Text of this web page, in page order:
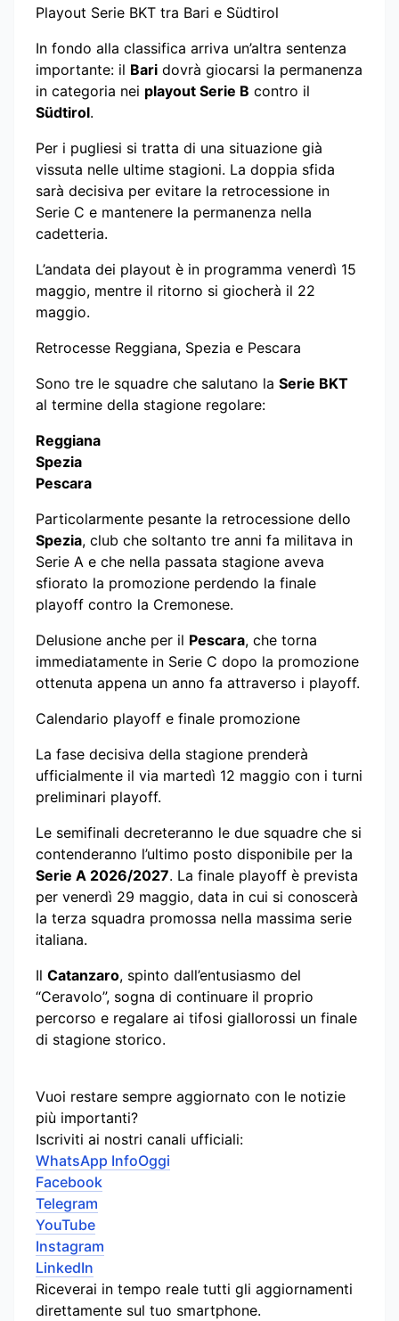
Playout Serie BKT tra Bari e Südtirol
In fondo alla classifica arriva un’altra sentenza
importante: il Bari dovrà giocarsi la permanenza
in categoria nei playout Serie B contro il
Südtirol.
Per i pugliesi si tratta di una situazione già
vissuta nelle ultime stagioni. La doppia sfida
sarà decisiva per evitare la retrocessione in
Serie C e mantenere la permanenza nella
cadetteria.
L’andata dei playout è in programma venerdì 15
maggio, mentre il ritorno si giocherà il 22
maggio.
Retrocesse Reggiana, Spezia e Pescara
Sono tre le squadre che salutano la Serie BKT
al termine della stagione regolare:
Reggiana
Spezia
Pescara
Particolarmente pesante la retrocessione dello
Spezia, club che soltanto tre anni fa militava in
Serie A e che nella passata stagione aveva
sfiorato la promozione perdendo la finale
playoff contro la Cremonese.
Delusione anche per il Pescara, che torna
immediatamente in Serie C dopo la promozione
ottenuta appena un anno fa attraverso i playoff.
Calendario playoff e finale promozione
La fase decisiva della stagione prenderà
ufficialmente il via martedì 12 maggio con i turni
preliminari playoff.
Le semifinali decreteranno le due squadre che si
contenderanno l’ultimo posto disponibile per la
Serie A 2026/2027. La finale playoff è prevista
per venerdì 29 maggio, data in cui si conoscerà
la terza squadra promossa nella massima serie
italiana.
Il Catanzaro, spinto dall’entusiasmo del
“Ceravolo”, sogna di continuare il proprio
percorso e regalare ai tifosi giallorossi un finale
di stagione storico.
Vuoi restare sempre aggiornato con le notizie
più importanti?
Iscriviti ai nostri canali ufficiali:
WhatsApp InfoOggi
Facebook
Telegram
YouTube
Instagram
LinkedIn
Riceverai in tempo reale tutti gli aggiornamenti
direttamente sul tuo smartphone.